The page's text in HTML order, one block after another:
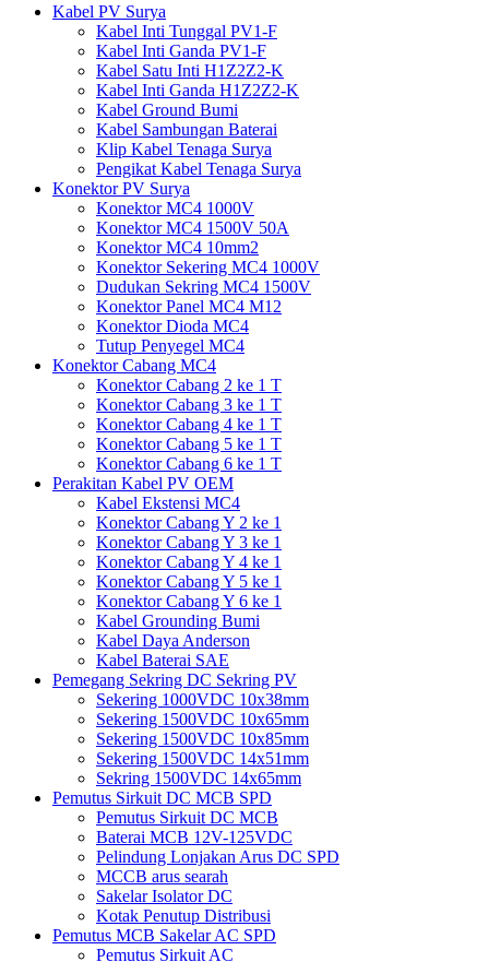
Kabel PV Surya
Kabel Inti Tunggal PV1-F
Kabel Inti Ganda PV1-F
Kabel Satu Inti H1Z2Z2-K
Kabel Inti Ganda H1Z2Z2-K
Kabel Ground Bumi
Kabel Sambungan Baterai
Klip Kabel Tenaga Surya
Pengikat Kabel Tenaga Surya
Konektor PV Surya
Konektor MC4 1000V
Konektor MC4 1500V 50A
Konektor MC4 10mm2
Konektor Sekering MC4 1000V
Dudukan Sekring MC4 1500V
Konektor Panel MC4 M12
Konektor Dioda MC4
Tutup Penyegel MC4
Konektor Cabang MC4
Konektor Cabang 2 ke 1 T
Konektor Cabang 3 ke 1 T
Konektor Cabang 4 ke 1 T
Konektor Cabang 5 ke 1 T
Konektor Cabang 6 ke 1 T
Perakitan Kabel PV OEM
Kabel Ekstensi MC4
Konektor Cabang Y 2 ke 1
Konektor Cabang Y 3 ke 1
Konektor Cabang Y 4 ke 1
Konektor Cabang Y 5 ke 1
Konektor Cabang Y 6 ke 1
Kabel Grounding Bumi
Kabel Daya Anderson
Kabel Baterai SAE
Pemegang Sekring DC Sekring PV
Sekering 1000VDC 10x38mm
Sekering 1500VDC 10x65mm
Sekering 1500VDC 10x85mm
Sekering 1500VDC 14x51mm
Sekring 1500VDC 14x65mm
Pemutus Sirkuit DC MCB SPD
Pemutus Sirkuit DC MCB
Baterai MCB 12V-125VDC
Pelindung Lonjakan Arus DC SPD
MCCB arus searah
Sakelar Isolator DC
Kotak Penutup Distribusi
Pemutus MCB Sakelar AC SPD
Pemutus Sirkuit AC